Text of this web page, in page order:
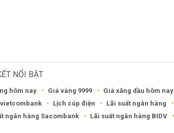
NỔI BẬT
hôm nay Giá vàng 9999 Giá xăng dầu hôm nay
Lịch cúp điện Lãi suất ngân hàng
ngân hàng Sacombank
Lãi suất ngân hàng BIDV